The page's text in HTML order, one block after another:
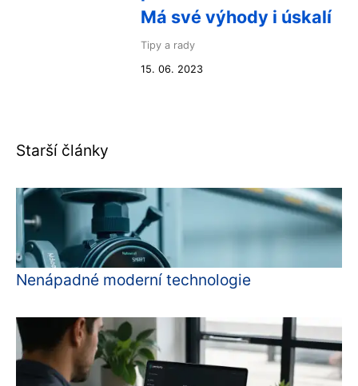
Má své výhody i úskalí
Tipy a rady
15. 06. 2023
Starší články
Nenápadné moderní technologie